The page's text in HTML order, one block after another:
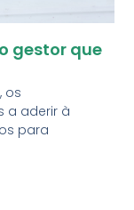
gestor que
os
a aderir à
para